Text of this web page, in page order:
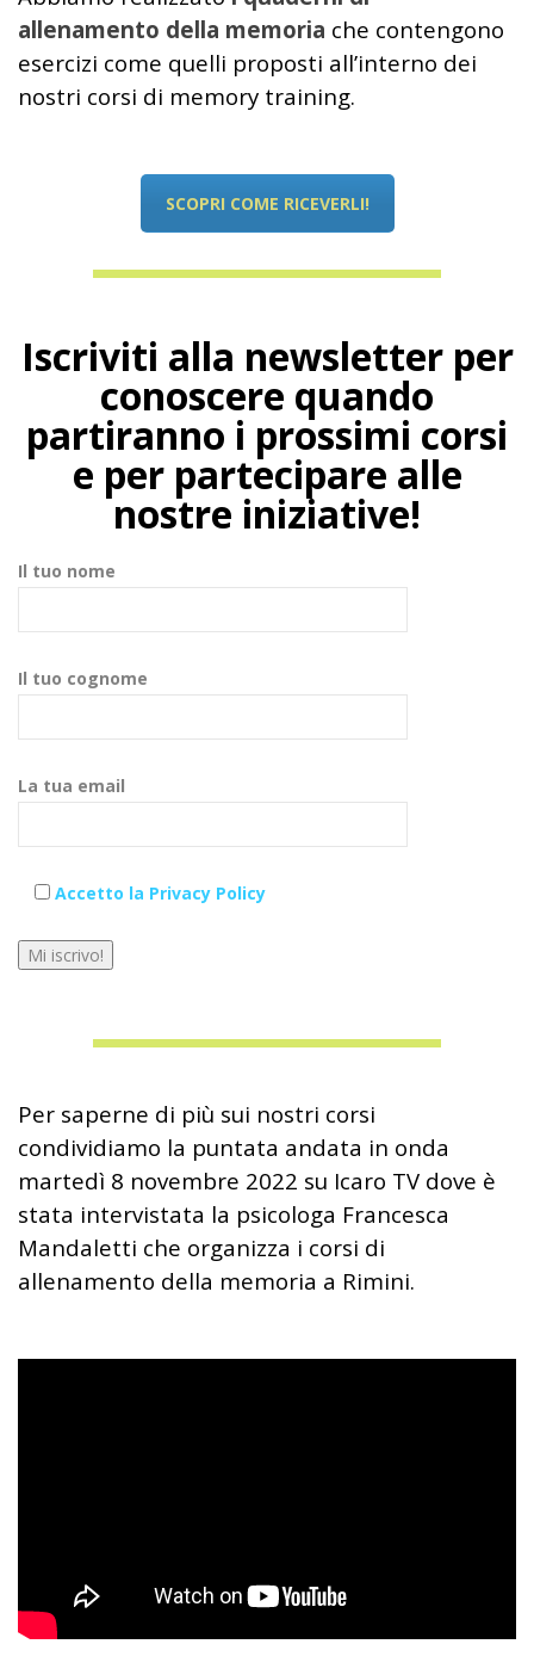
allenamento della memoria che contengono
esercizi come quelli proposti all’interno dei
nostri corsi di memory training.
SCOPRI COME RICEVERLI!
Iscriviti alla newsletter per
conoscere quando
partiranno i prossimi corsi
e per partecipare alle
nostre iniziative!
Il tuo nome
Il tuo cognome
La tua email
Accetto la Privacy Policy
Per saperne di più sui nostri corsi
condividiamo la puntata andata in onda
martedì 8 novembre 2022 su Icaro TV dove è
stata intervistata la psicologa Francesca
Mandaletti che organizza i corsi di
allenamento della memoria a Rimini.